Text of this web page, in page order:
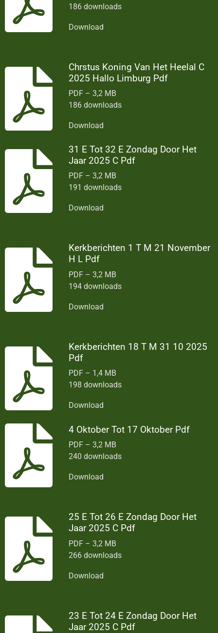
186 downloads
Download
Chrstus Koning Van Het Heelal C
2025 Hallo Limburg Pdf
PDF – 3,2 MB
186 downloads
Download
31 E Tot 32 E Zondag Door Het
Jaar 2025 C Pdf
PDF – 3,2 MB
191 downloads
Download
Kerkberichten 1 T M 21 November
H L Pdf
PDF – 3,2 MB
194 downloads
Download
Kerkberichten 18 T M 31 10 2025
Pdf
PDF – 1,4 MB
198 downloads
Download
4 Oktober Tot 17 Oktober Pdf
PDF – 3,2 MB
240 downloads
Download
25 E Tot 26 E Zondag Door Het
Jaar 2025 C Pdf
PDF – 3,2 MB
266 downloads
Download
23 E Tot 24 E Zondag Door Het
Jaar 2025 C Pdf